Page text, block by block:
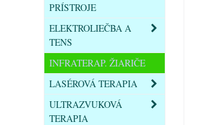
PRÍSTROJE
ELEKTROLIEČBA A
TENS
INFRATERAP. ŽIARIČE
LASÉROVÁ TERAPIA
ULTRAZVUKOVÁ
TERAPIA